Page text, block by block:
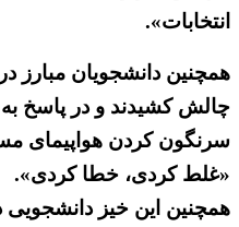
انتخابات».
همچنین دانشجویان مبارز
چالش کشیدند و در پاسخ
سرنگون کردن هواپیمای
«غلط کردی، خطا کردی».
همچنین این خیز